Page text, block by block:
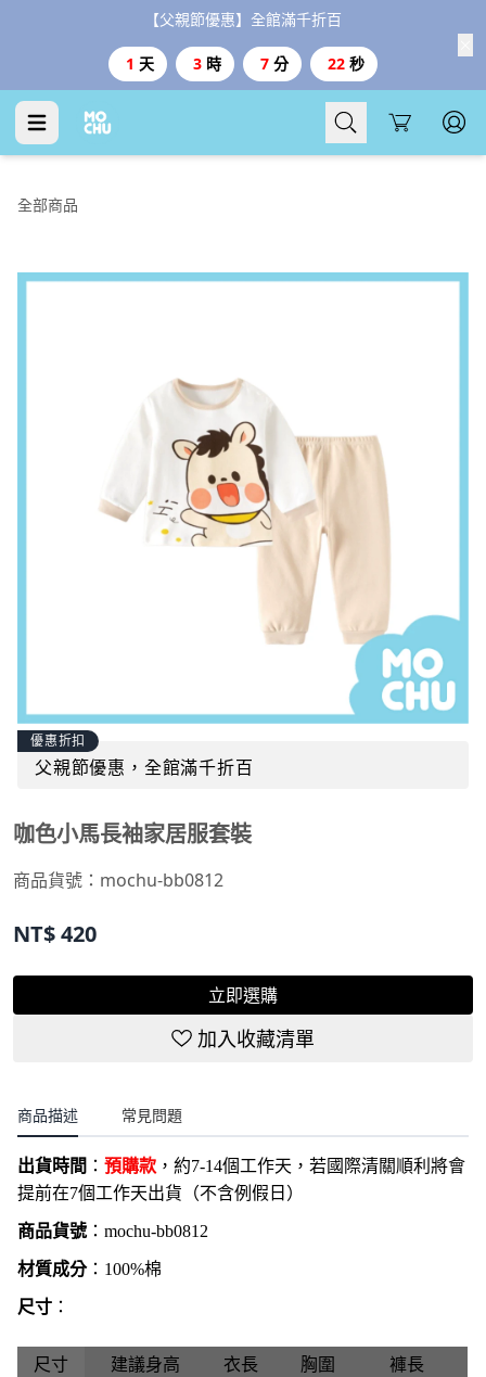
【父親節優惠】全館滿千折百
1 天 3 時 7 分 21 秒
Cart
全部商品
優惠折扣
父親節優惠，全館滿千折百
咖色小馬長袖家居服套裝
商品貨號： mochu-bb0812
NT$420
立即選購
加入收藏清單
商品描述 常見問題
出貨時間 ： 預購款 ，約7-14個工作天，若國際清關順利將會
提前在7個工作天出貨（不含例假日）
商品貨號： mochu-bb0812
材質成分：100%棉
尺寸 ：
尺寸 建議身高 衣長 胸圍
褲長